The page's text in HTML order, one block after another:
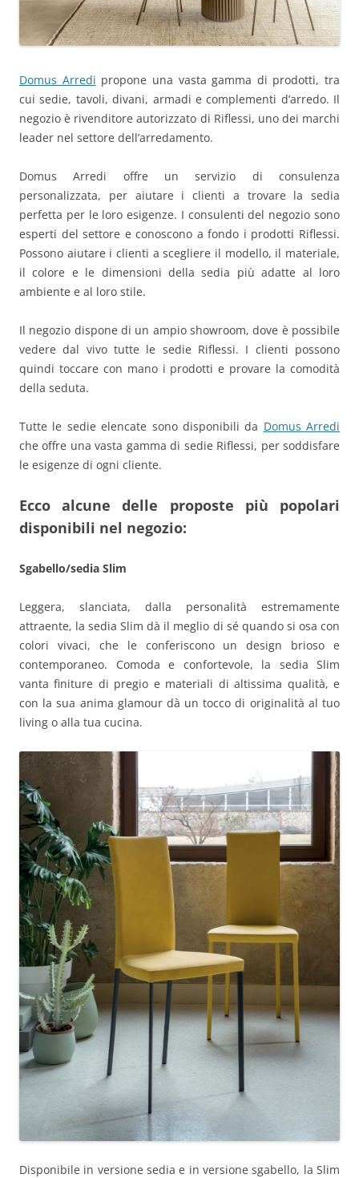
Domus Arredi propone una vasta gamma di prodotti, tra
cui sedie, tavoli, divani, armadi e complementi d’arredo. Il
negozio è rivenditore autorizzato di Riflessi, uno dei marchi
leader nel settore dell’arredamento.
Domus Arredi offre un servizio di consulenza
personalizzata, per aiutare i clienti a trovare la sedia
perfetta per le loro esigenze. I consulenti del negozio sono
esperti del settore e conoscono a fondo i prodotti Riflessi.
Possono aiutare i clienti a scegliere il modello, il materiale,
il colore e le dimensioni della sedia più adatte al loro
ambiente e al loro stile.
Il negozio dispone di un ampio showroom, dove è possibile
vedere dal vivo tutte le sedie Riflessi. I clienti possono
quindi toccare con mano i prodotti e provare la comodità
della seduta.
Tutte le sedie elencate sono disponibili da Domus Arredi
che offre una vasta gamma di sedie Riflessi, per soddisfare
le esigenze di ogni cliente.
Ecco alcune delle proposte più popolari
disponibili nel negozio:
Sgabello/sedia Slim
Leggera, slanciata, dalla personalità estremamente
attraente, la sedia Slim dà il meglio di sé quando si osa con
colori vivaci, che le conferiscono un design brioso e
contemporaneo. Comoda e confortevole, la sedia Slim
vanta finiture di pregio e materiali di altissima qualità, e
con la sua anima glamour dà un tocco di originalità al tuo
living o alla tua cucina.
Disponibile in versione sedia e in versione sgabello, la Slim